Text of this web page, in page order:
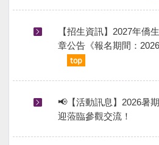
【招生資訊】2027年僑
章公告《報名期間：
📢【活動訊息】2026暑
迎蒞臨參觀交流！